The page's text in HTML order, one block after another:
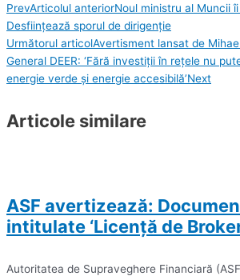
PrevArticolul anteriorNoul ministru al Muncii
Desființează sporul de dirigenție
Următorul articolAvertisment lansat de
General DEER: ‘Fără investiții în rețele nu
energie verde și energie accesibilă’Next
Articole similare
ASF avertizează:
intitulate ‘Licenţă de
Autoritatea de Supraveghere Financiară